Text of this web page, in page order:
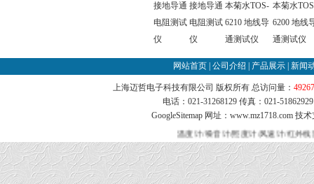
接地导通
电阻测试
仪
接地导通
电阻测试
仪
本菊水TOS-
6210 地线导
通测试仪
本菊水
6200 地线
通测试仪
网站首页 公司介绍 产品展示 新闻
上海迈哲电子科技有限公司 版权所有 总访问量：
电话：021-31268129 传真：021-
GoogleSitemap网址：www.mz1718.com 技
温度计/噪音计/照度计/风速计/红外